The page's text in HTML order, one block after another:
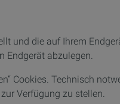
und die auf Ihrem
Endgerät abzulegen.
Cookies. Technisch
Verfügung zu stellen.